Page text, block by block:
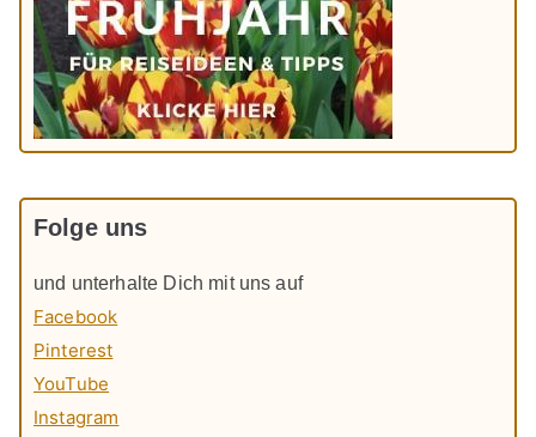
Folge uns
und unterhalte Dich mit uns auf
Facebook
Pinterest
YouTube
Instagram